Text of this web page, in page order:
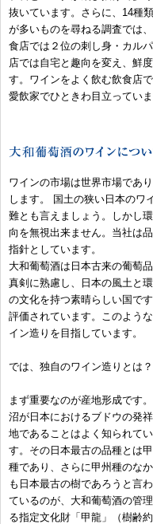
抜いています。さらに、14種
が多いものを尋ねる調査では
食店では２位の刺し身・カル
店では自宅と趣向を変え、鮮
す。ワインをよく飲む飲食店
愛飲家でひときわ目立っていま
ワインの市場は世界市場であ
します。 国土の狭い日本のワ
難とも言えましょう。しかし
向を無視出来ません。当社は
指針としています。
大和葡萄酒は日本古来の葡萄
真剣に熟慮し、日本の風土と
の文化を持つ素晴らしい国で
評価されています。このよう
イン造りを目指しています。
では、独自のワイン造りとは？
まず重要なのが産地形成です
沼が日本におけるブドウの発
地であることはよく知られてい
す。その日本最古の品種とは甲
種であり、さらに甲州種のな
も日本最古の樹であろうと言
ているのが、大和葡萄酒の管
る指定文化財「甲龍」（樹齢